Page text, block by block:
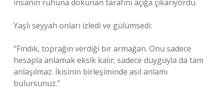
insanın ruhuna dokunan tarafını açığa çıkarıyordu.
Yaşlı seyyah onları izledi ve gülümsedi:
“Fındık, toprağın verdiği bir armağan. Onu sadece
hesapla anlamak eksik kalır; sadece duyguyla da tam
anlaşılmaz. İkisinin birleşiminde asıl anlamı
bulursunuz.”